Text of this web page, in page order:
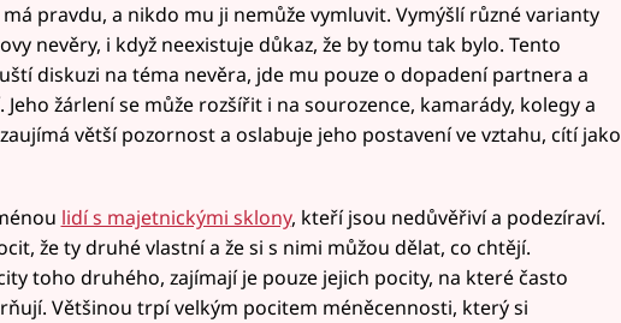
má pravdu, a nikdo mu ji nemůže vymluvit. Vymýšlí různé varianty
nevěry, i když neexistuje důkaz, že by tomu tak bylo. Tento
diskuzi na téma nevěra, jde mu pouze o dopadení partnera a
Jeho žárlení se může rozšířit i na sourozence, kamarády, kolegy a
větší pozornost a oslabuje jeho postavení ve vztahu, cítí jako
lidí s majetnickými sklony, kteří jsou nedůvěřiví a podezíraví.
že ty druhé vlastní a že si s nimi můžou dělat, co chtějí.
toho druhého, zajímají je pouze jejich pocity, na které často
Většinou trpí velkým pocitem méněcennosti, který si